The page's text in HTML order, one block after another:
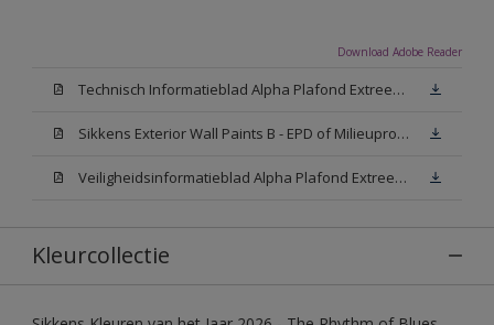
Download Adobe Reader
Technisch Informatieblad Alpha Plafond Extreem Mat (PDF)
Sikkens Exterior Wall Paints B - EPD of Milieuproductverklaring
Veiligheidsinformatieblad Alpha Plafond Extreem Mat White W05 (MSDS)
Kleurcollectie